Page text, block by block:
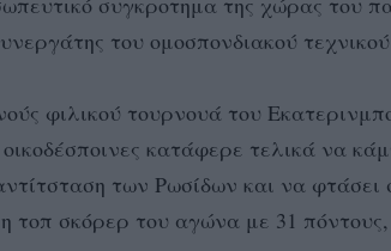
του ομοσπονδιακού
φιλικού τουρνουά του
κατάφερε τελικά να
των Ρωσίδων και να
τοπ σκόρερ του αγώνα με 31